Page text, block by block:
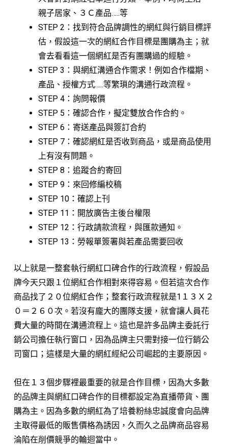
親子居家、３Ｃ產品…..等
STEP 2：找到符合品牌調性的網紅與行銷目標評
估，假設這一次的網紅合作目標是團購為主；就
會去看看這一個網紅是否有團購過的經驗。
STEP 3：與網紅溝通合作需求！例如合作檔期、
產品、授權方式…..等繁瑣的溝通行政流程。
STEP 4：詢問報價
STEP 5：確認合作，擬定雙放合作合約。
STEP 6：寄送產品與簽訂合約
STEP 7：確認網紅是否收到商品，或是商品使用
上有沒有問題。
STEP 8：追蹤合約寄回
STEP 9：來回修編校稿
STEP 10：確認上刊
STEP 11：開放廣告主後台權限
STEP 12：行政請款流程，與匯款通知。
STEP 13：勞報單簽署與若產品需要回收
以上就是一整套執行網紅口碑合作的行政流程，假設品
牌今天只跟１位網紅合作相對來得容易。但若這次合作
商品找了２０位網紅合作；整套行政流程就是1１３Ｘ２
０＝２６０次。若沒有龐大的團隊支援，就會讓人員花
費大量的時間在溝通流程上。這也是許多品牌主委託行
銷公司擔任執行窗口，因為品牌主只需對接一位行銷公
司窗口；這樣是大量的網紅經紀公司崛起的主要原因。
但在１３個步驟裡最重要的就是合作目標，因為大多數
的品牌主與網紅口碑合作的目標都設定為直播帶貨、團
購為主。因為多數的網紅為了培養粉絲忠誠度會向品牌
主取得最低的販售價格為誘因，久而久之品牌商品容易
淪陷在削價競爭的輪迴當中。